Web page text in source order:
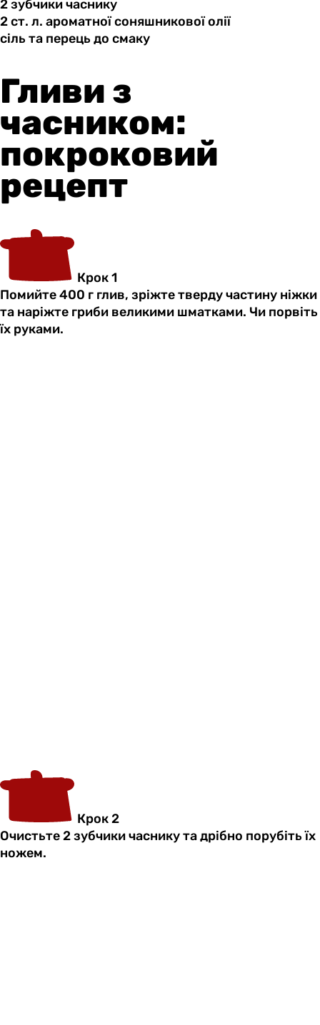
2 зубчикичаснику
2 ст. л. ароматної соняшникової олії
сіль та перець до смаку
Гливи з
часником:
покроковий
рецепт
Крок 1
Помийте 400 г глив, зріжте тверду частину ніжки
та наріжте гриби великими шматками. Чи порвіть
їх руками.
Крок 2
Очистьте 2 зубчики часнику та дрібно порубіть їх
ножем.